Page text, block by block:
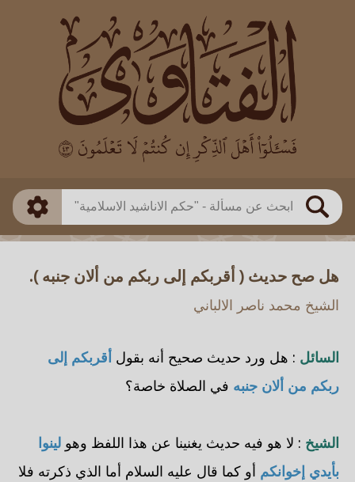
بحث
العالم
بن باز
بن العثيمين
اللجنة الدائمة
طريقة البحث
ذكي
هل صح حديث ( أقربكم إلى ربكم من ألان جنبه ).
الشيخ محمد ناصر الالباني
السائل : هل ورد حديث صحيح أنه بقول أقربكم إلى
ربكم من ألان جنبه في الصلاة خاصة؟
الشيخ : لا هو فيه حديث يغنينا عن هذا اللفظ وهو لينوا
بأيدي إخوانكم أو كما قال عليه السلام أما الذي ذكرته فلا